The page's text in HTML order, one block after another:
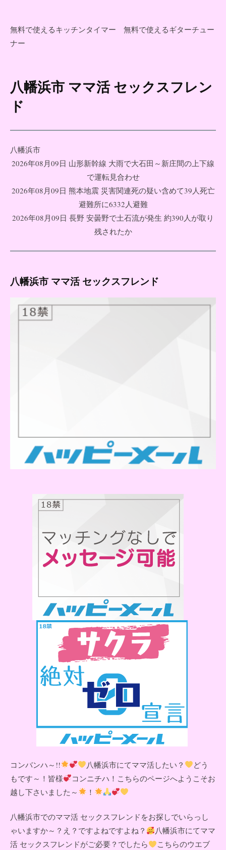
無料で使えるキッチンタイマー
無料で使えるギターチュー
ナー
コ
ン
テ
へ
ス
ッ
八幡浜市 ママ活 セックスフレン
ド
八幡浜市
2026年08月09日 山形新幹線 大雨で大石田～新庄間の上下線
で運転見合わせ
2026年08月09日 熊本地震 災害関連死の疑い含めて39人死亡
避難所に6332人避難
2026年08月09日 長野 安曇野で土石流が発生 約390人が取り
残されたか
八幡浜市 ママ活 セックスフレンド
コンバンハ～!! 八幡浜市にてママ活したい？
どう
もです～！皆様
コンニチハ！こちらのページへようこそお
越し下さいました～
！
八幡浜市でのママ活 セックスフレンドをお探しでいらっし
ゃいますか～？え？ですよねですよね？
八幡浜市にてママ
活 セックスフレンドがご必要？でしたら
こちらのウエブ